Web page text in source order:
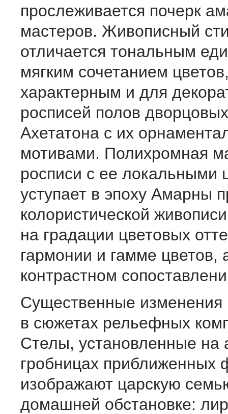
прослеживается почерк
мастеров. Живописный
отличается тональ­ным
мягким сочетанием
характерным и для
росписей полов
Ахетатона с их
мотивами. Полихромная
росписи с ее локаль­ными
уступает в эпоху Амарны
колористической
на градации цветовых
гармонии и гамме цветов,
контрастном
Существенные
в сюжетах рельефных
Стелы, установленные на
гробницах приближенных
изображают царскую
домашней обстановке: